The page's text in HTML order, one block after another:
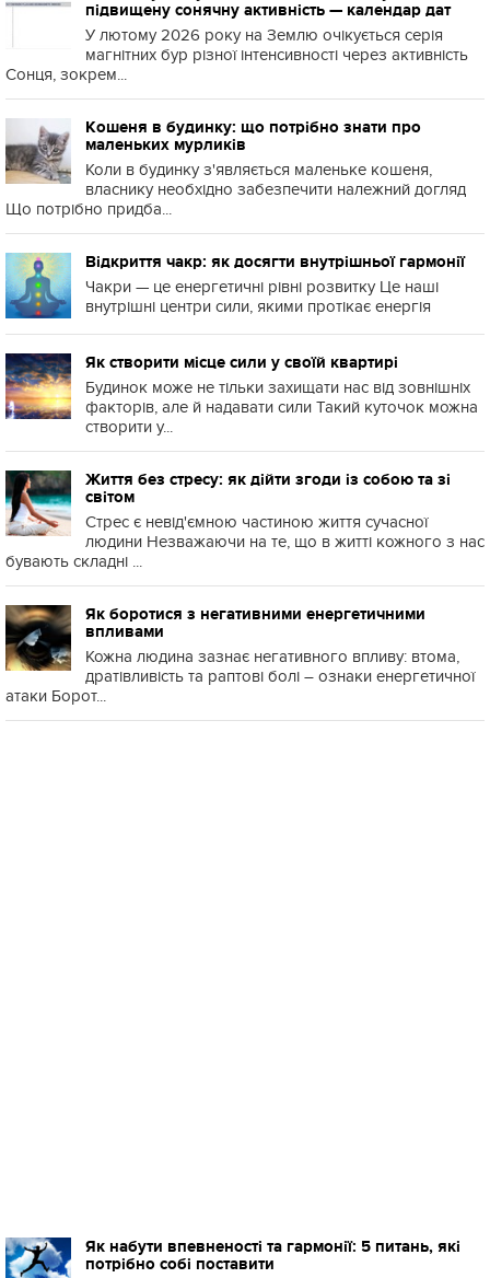
підвищену сонячну активність — календар дат
У лютому 2026 року на Землю очікується серія
магнітних бур різної інтенсивності через активність
Сонця, зокрем...
Кошеня в будинку: що потрібно знати про
маленьких мурликів
Коли в будинку з'являється маленьке кошеня,
власнику необхідно забезпечити належний догляд
Що потрібно придба...
Відкриття чакр: як досягти внутрішньої гармонії
Чакри — це енергетичні рівні розвитку Це наші
внутрішні центри сили, якими протікає енергія
Як створити місце сили у своїй квартирі
Будинок може не тільки захищати нас від зовнішніх
факторів, але й надавати сили Такий куточок можна
створити у...
Життя без стресу: як дійти згоди із собою та зі
світом
Стрес є невід'ємною частиною життя сучасної
людини Незважаючи на те, що в житті кожного з нас
бувають складні ...
Як боротися з негативними енергетичними
впливами
Кожна людина зазнає негативного впливу: втома,
дратівливість та раптові болі – ознаки енергетичної
атаки Борот...
Як набути впевненості та гармонії: 5 питань, які
потрібно собі поставити